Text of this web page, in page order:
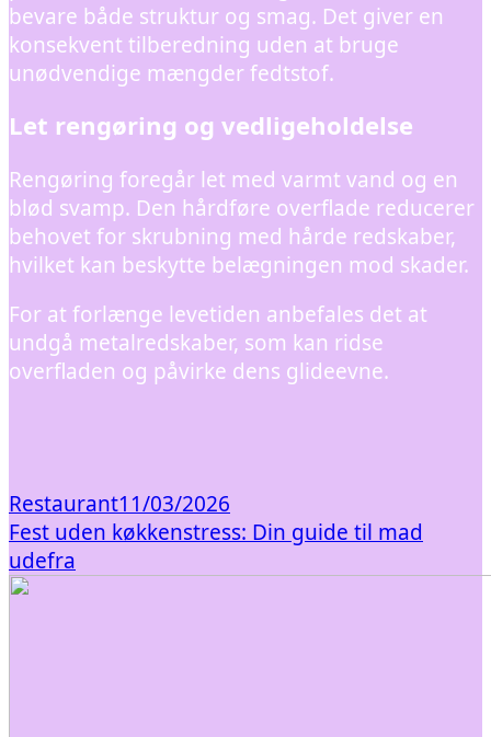
bevare både struktur og smag. Det giver en
konsekvent tilberedning uden at bruge
unødvendige mængder fedtstof.
Let rengøring og vedligeholdelse
Rengøring foregår let med varmt vand og en
blød svamp. Den hårdføre overflade reducerer
behovet for skrubning med hårde redskaber,
hvilket kan beskytte belægningen mod skader.
For at forlænge levetiden anbefales det at
undgå metalredskaber, som kan ridse
overfladen og påvirke dens glideevne.
Restaurant11/03/2026
Fest uden køkkenstress: Din guide til mad
udefra